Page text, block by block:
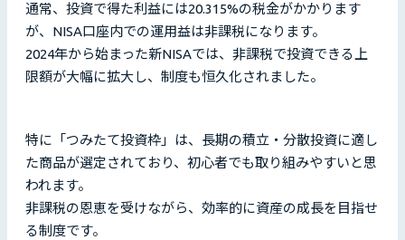
通常、投資で得た利益には20.315%の税金がかかります
が、NISA口座内での運用益は非課税になります。
2024年から始まった新NISAでは、非課税で投資できる上
限額が大幅に拡大し、制度も恒久化されました。
特に「つみたて投資枠」は、長期の積立・分散投資に適し
た商品が選定されており、初心者でも取り組みやすいと思
われます。
非課税の恩恵を受けながら、効率的に資産の成長を目指せ
る制度です。